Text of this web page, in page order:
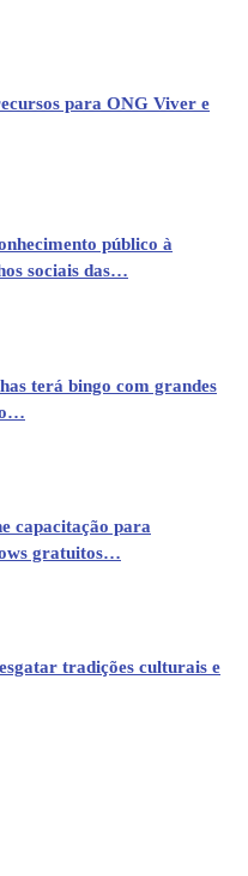
para ONG Viver e
público à
sociais das…
terá bingo com grandes
capacitação para
gratuitos…
tradições culturais e